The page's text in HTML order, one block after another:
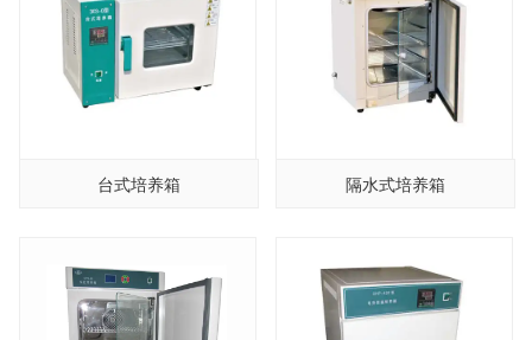
台式培养箱 隔水式培养箱